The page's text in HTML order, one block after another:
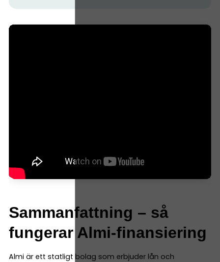
Sammanfattning – så
fungerar Almi-finansiering
Almi är ett statligt bolag som erbjuder lån och